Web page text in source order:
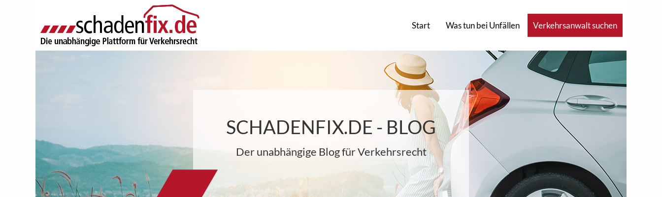
Start Was tun bei Unfällen Verkehrsanwalt suchen
SCHADENFIX.DE - BLOG
Der unabhängige Blog für Verkehrsrecht